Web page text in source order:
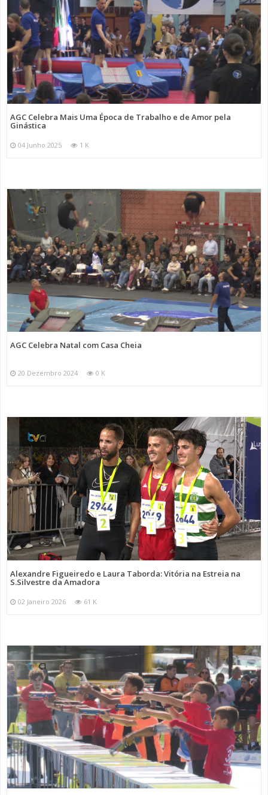
AGC Celebra Mais Uma Época de Trabalho e de Amor pela
Ginástica
04 Junho 2025 1 K
AGC Celebra Natal com Casa Cheia
20 Dezembro 2024 0 K
Alexandre Figueiredo e Laura Taborda: Vitória na Estreia na
S.Silvestre da Amadora
02 Janeiro 2026 61 K